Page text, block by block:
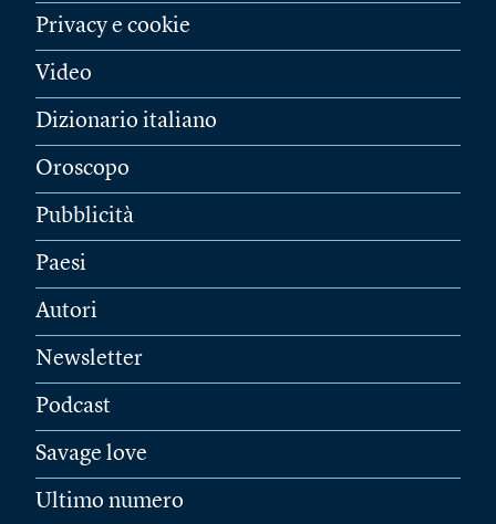
Privacy e cookie
Video
Dizionario italiano
Oroscopo
Pubblicità
Paesi
Autori
Newsletter
Podcast
Savage love
Ultimo numero